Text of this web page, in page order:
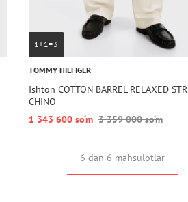
1+1=3
TOMMY HILFIGER
Ishton COTTON BARREL RELAXED STR
CHINO
1 343 600 so‘m 3 359 000 so‘m
6 dan 6 mahsulotlar